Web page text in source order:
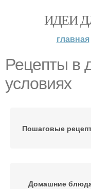
ИДЕИ
главная
Рецепты в
условиях
Пошаговые
Домашние